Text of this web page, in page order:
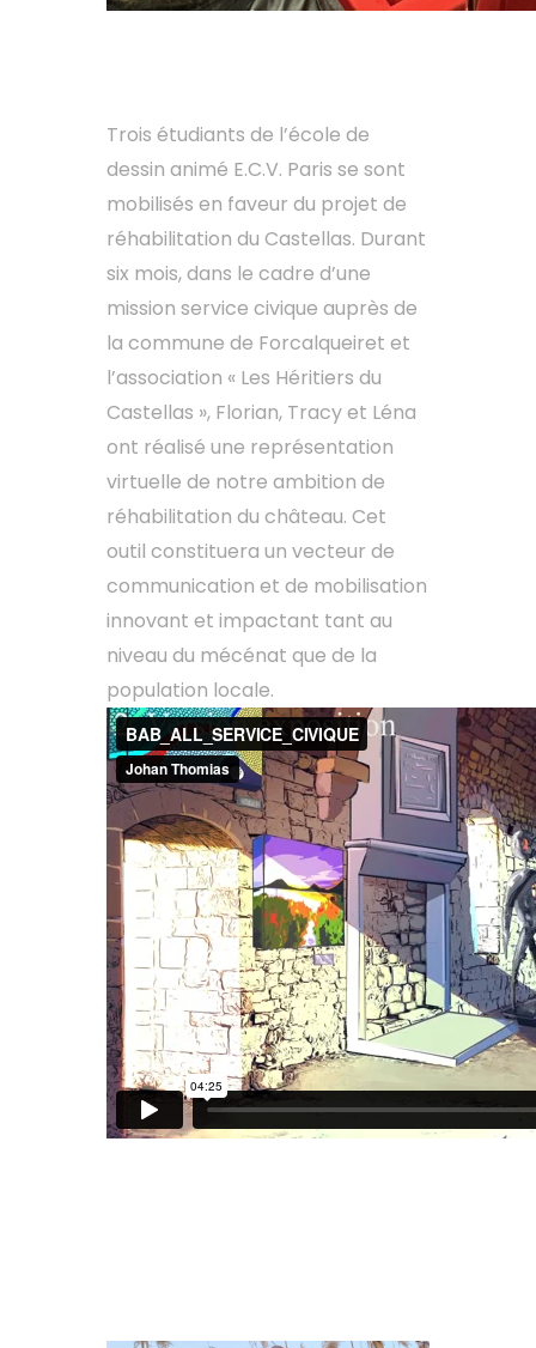
Trois étudiants de l’école de
dessin animé E.C.V. Paris se sont
mobilisés en faveur du projet de
réhabilitation du Castellas. Durant
six mois, dans le cadre d’une
mission service civique auprès de
la commune de Forcalqueiret et
l’association « Les Héritiers du
Castellas », Florian, Tracy et Léna
ont réalisé une représentation
virtuelle de notre ambition de
réhabilitation du château. Cet
outil constituera un vecteur de
communication et de mobilisation
innovant et impactant tant au
niveau du mécénat que de la
population locale.